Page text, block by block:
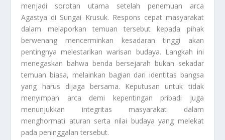
menjadi sorotan utama setelah penemuan arca
Agastya di Sungai Krusuk. Respons cepat masyarakat
dalam melaporkan temuan tersebut kepada pihak
berwenang mencerminkan kesadaran tinggi akan
pentingnya melestarikan warisan budaya. Langkah ini
menegaskan bahwa benda bersejarah bukan sekadar
temuan biasa, melainkan bagian dari identitas bangsa
yang harus dijaga bersama. Keputusan untuk tidak
menyimpan arca demi kepentingan pribadi juga
menunjukkan integritas masyarakat dalam
menghormati aturan serta nilai budaya yang melekat
pada peninggalan tersebut.